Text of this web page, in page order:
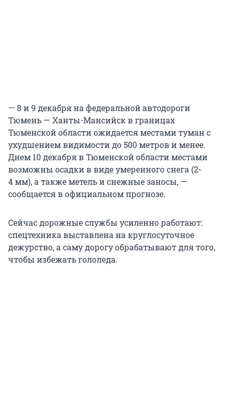
— 8 и 9 декабря на федеральной автодороги
Тюмень — Ханты-Мансийск в границах
Тюменской области ожидается местами туман с
ухудшением видимости до 500 метров и менее.
Днем 10 декабря в Тюменской области местами
возможны осадки в виде умеренного снега (2-
4 мм), а также метель и снежные заносы, —
сообщается в официальном прогнозе.
Сейчас дорожные службы усиленно работают:
спецтехника выставлена на круглосуточное
дежурство, а саму дорогу обрабатывают для того,
чтобы избежать гололеда.